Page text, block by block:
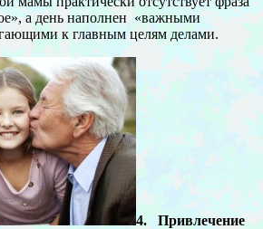
а день наполнен «важными
к главным целям делами.
4. Привлечение